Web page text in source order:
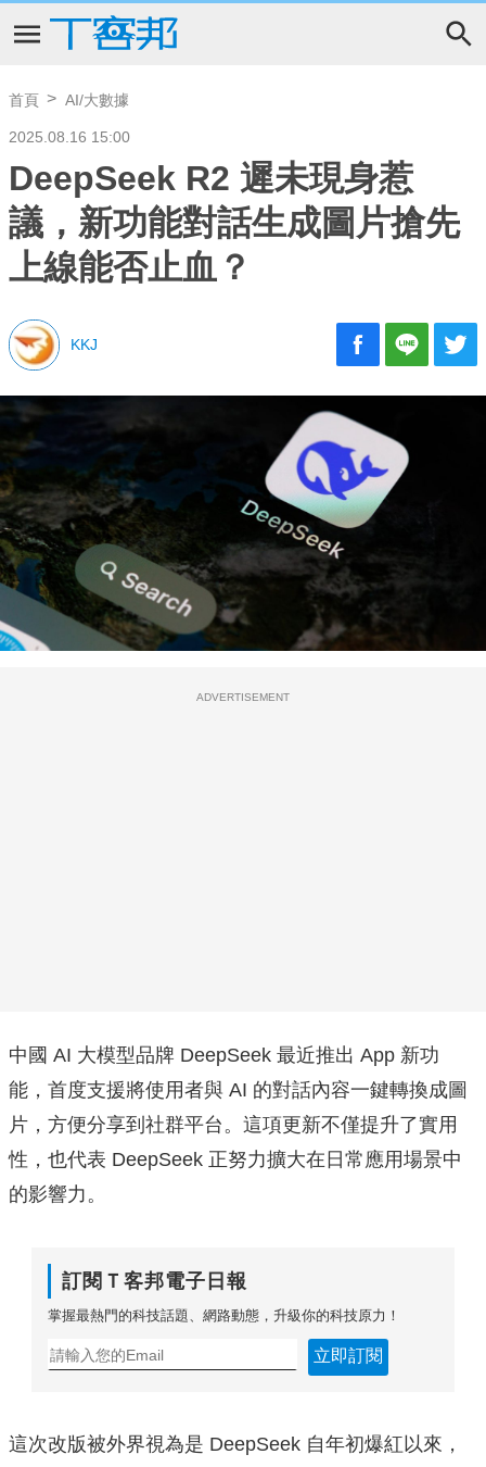
首頁 AI/大數據
2025.08.16 15:00
DeepSeek R2 遲未現身惹
議，新功能對話生成圖片搶先
上線能否止血？
KKJ
ADVERTISEMENT
中國 AI 大模型品牌 DeepSeek 最近推出 App 新功
能，首度支援將使用者與 AI 的對話內容一鍵轉換成圖
片，方便分享到社群平台。這項更新不僅提升了實用
性，也代表 DeepSeek 正努力擴大在日常應用場景中
的影響力。
訂閱Ｔ客邦電子日報
掌握最熱門的科技話題、網路動態，升級你的科技原力！
立即訂閱
這次改版被外界視為是 DeepSeek 自年初爆紅以來，